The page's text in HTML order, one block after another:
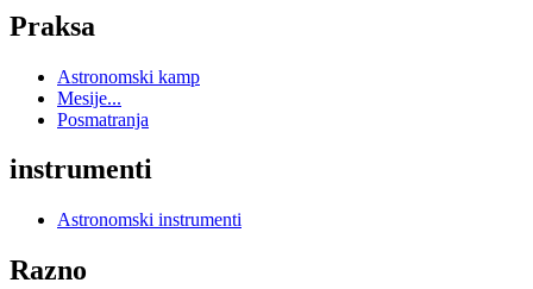
Praksa
Astronomski kamp
Mesije...
Posmatranja
instrumenti
Astronomski instrumenti
Razno